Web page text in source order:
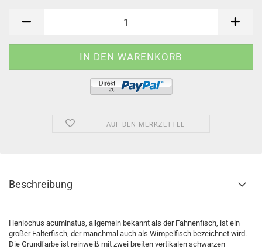
AUF DEN MERKZETTEL
Beschreibung
Heniochus acuminatus, allgemein bekannt als der Fahnenfisch, ist ein
großer Falterfisch, der manchmal auch als Wimpelfisch bezeichnet wird.
Die Grundfarbe ist reinweiß mit zwei breiten vertikalen schwarzen